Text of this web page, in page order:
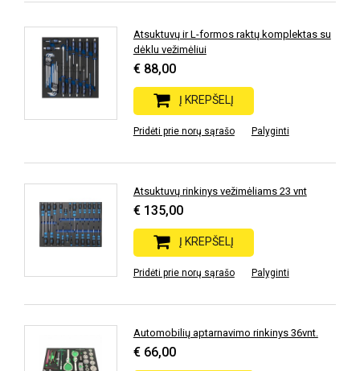
Atsuktuvų ir L-formos raktų komplektas su
dėklu vežimėliui
€ 88,00
Į KREPŠELĮ
Pridėti prie norų sąrašo Palyginti
Atsuktuvų rinkinys vežimėliams 23 vnt
€ 135,00
Į KREPŠELĮ
Pridėti prie norų sąrašo Palyginti
Automobilių aptarnavimo rinkinys 36vnt.
€ 66,00